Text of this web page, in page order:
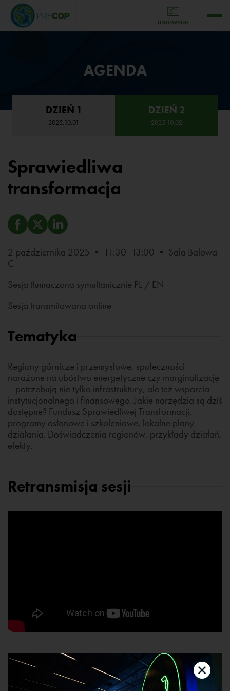
LOGOWANIE
AGENDA
DZIEŃ 1
2025.10.01
DZIEŃ 2
2025.10.02
Sprawiedliwa
transformacja
2 października 2025 • 11:30 -13:00 • Sala Balowa
C
Sesja tłumaczona symultanicznie PL / EN
Sesja transmitowana online
Tematyka
Regiony górnicze i przemysłowe, społeczności
narażone na ubóstwo energetyczne czy marginalizację
– potrzebują nie tylko infrastruktury, ale też wsparcia
instytucjonalnego i finansowego. Jakie narzędzia są dziś
dostępne? Fundusz Sprawiedliwej Transformacji,
programy osłonowe i szkoleniowe, lokalne plany
działania. Doświadczenia regionów, przykłady działań,
efekty.
Retransmisja sesji
Prelegenci